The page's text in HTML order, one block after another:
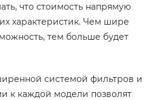
что стоимость напрямую
характеристик. Чем шире
тем больше будет
системой фильтров и
к каждой модели позволят